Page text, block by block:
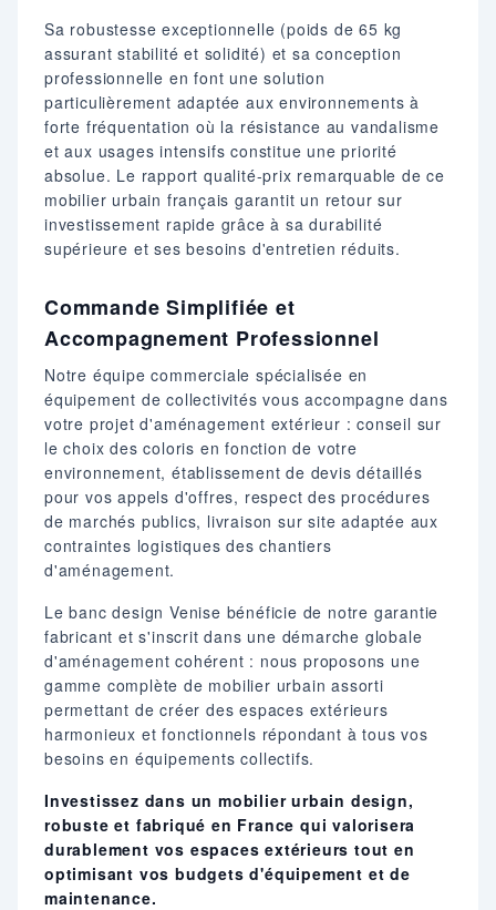
Sa robustesse exceptionnelle (poids de 65 kg
assurant stabilité et solidité) et sa conception
professionnelle en font une solution
particulièrement adaptée aux environnements à
forte fréquentation où la résistance au vandalisme
et aux usages intensifs constitue une priorité
absolue. Le rapport qualité-prix remarquable de ce
mobilier urbain français garantit un retour sur
investissement rapide grâce à sa durabilité
supérieure et ses besoins d'entretien réduits.
Commande Simplifiée et
Accompagnement Professionnel
Notre équipe commerciale spécialisée en
équipement de collectivités vous accompagne dans
votre projet d'aménagement extérieur : conseil sur
le choix des coloris en fonction de votre
environnement, établissement de devis détaillés
pour vos appels d'offres, respect des procédures
de marchés publics, livraison sur site adaptée aux
contraintes logistiques des chantiers
d'aménagement.
Le banc design Venise bénéficie de notre garantie
fabricant et s'inscrit dans une démarche globale
d'aménagement cohérent : nous proposons une
gamme complète de mobilier urbain assorti
permettant de créer des espaces extérieurs
harmonieux et fonctionnels répondant à tous vos
besoins en équipements collectifs.
Investissez dans un mobilier urbain design,
robuste et fabriqué en France qui valorisera
durablement vos espaces extérieurs tout en
optimisant vos budgets d'équipement et de
maintenance.